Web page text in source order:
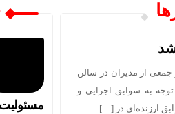
برگزار شد
شد
جمعی از مدیران در سالن
به سوابق اجرایی و
ارزنده‌ای در […]
مسئولیت